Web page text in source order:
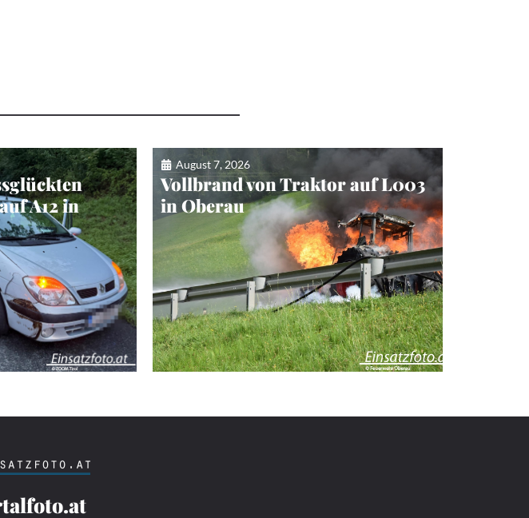
A12 in
August 7, 2026
Vollbrand von Traktor auf L003
in Oberau